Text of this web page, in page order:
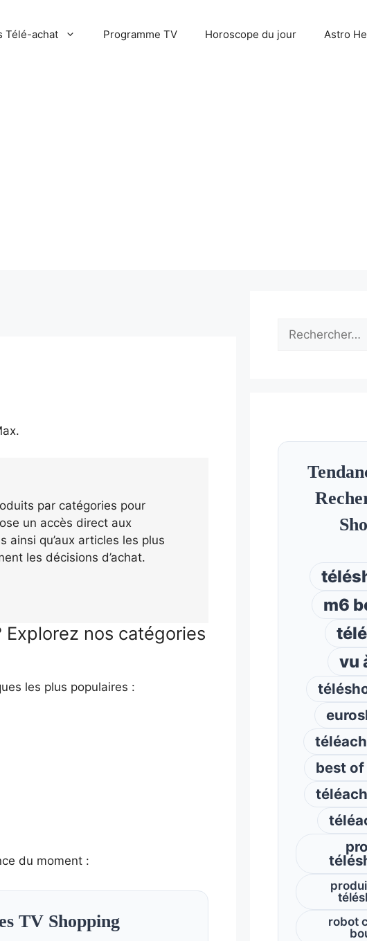
Télé-achat Programme TV Horoscope du jour Astro
.
par catégories pour
un accès direct aux
ainsi qu’aux articles les plus
les décisions d’achat.
nos catégories
les plus populaires :
du moment :
TV Shopping
Rechercher :
m6
vu
best
robot